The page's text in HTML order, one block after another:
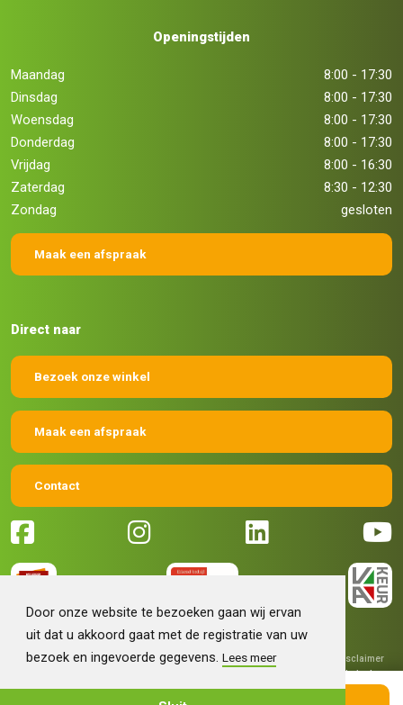
Door onze website te bezoeken gaan wij ervan
uit dat u akkoord gaat met de registratie van uw
bezoek en ingevoerde gegevens.Lees meer
Openingstijden
Maandag
8:00 - 17:30
Dinsdag
8:00 - 17:30
Woensdag
8:00 - 17:30
Donderdag
8:00 - 17:30
Vrijdag
8:00 - 16:30
Zaterdag
8:30 - 12:30
Zondag
gesloten
Maak een afspraak
Direct naar
Bezoek onze winkel
Maak een afspraak
Contact
© 2026 Machinehandel Bruntink BV | Algemene voorwaarden
Disclaimer
Technische
realisatieSieronline B.V.